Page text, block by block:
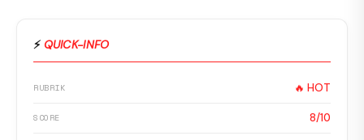
⚡ QUICK-INFO
RUBRIK 🔥 HOT
SCORE 8/10